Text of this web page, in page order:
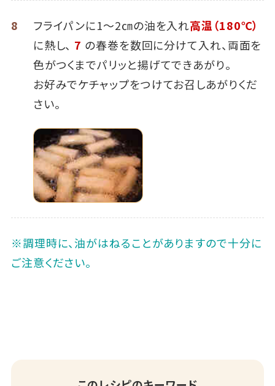
8 フライパンに1～2㎝の油を入れ高温（180℃）
に熱し、 7 の春巻を数回に分けて入れ、両面を
色がつくまでパリッと揚げてできあがり。
お好みでケチャップをつけてお召しあがりくだ
さい。
※調理時に、油がはねることがありますので十分に
ご注意ください。